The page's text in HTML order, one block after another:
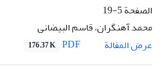
الصفحة5-19
محمد آهنگران، قاسم البیضانی
عرض المقالة
176.37 K